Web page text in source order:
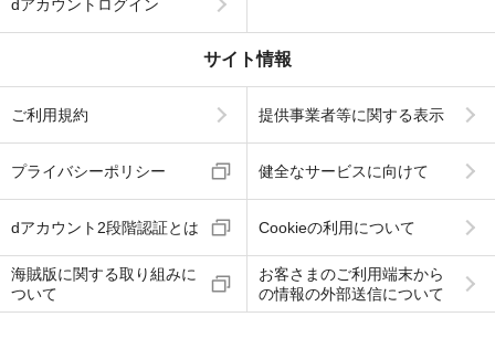
dアカウントログイン
サイト情報
ご利用規約 提供事業者等に関する表示
プライバシーポリシー 健全なサービスに向けて
dアカウント2段階認証とは Cookieの利用について
海賊版に関する取り組みに
ついて
お客さまのご利用端末から
の情報の外部送信について